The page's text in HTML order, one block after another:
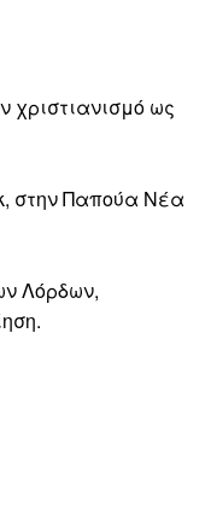
χριστιανισμό ως
στην Παπούα Νέα
Λόρδων,